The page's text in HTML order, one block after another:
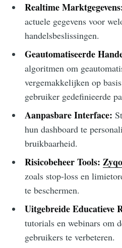
Realtime
actuele gegevens voor
handelsbeslissingen.
Geautomatiseerde
algoritmen om
vergemakkelijken op
gebruiker gedefinieerde
Aanpasbare Interface:
hun dashboard te
bruikbaarheid.
Risicobeheer Tools:
zoals stop-loss en
te beschermen.
Uitgebreide Educatieve
tutorials en webinars om
gebruikers te verbeteren.